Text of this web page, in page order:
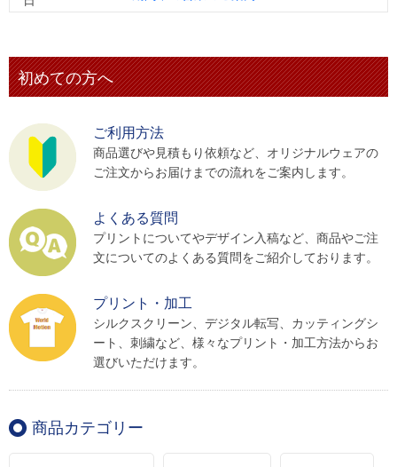
初めての方へ
ご利用方法
商品選びや見積もり依頼など、オリジナルウェアの
ご注文からお届けまでの流れをご案内します。
よくある質問
プリントについてやデザイン入稿など、商品やご注
文についてのよくある質問をご紹介しております。
プリント・加工
シルクスクリーン、デジタル転写、カッティングシ
ート、刺繍など、様々なプリント・加工方法からお
選びいただけます。
商品カテゴリー